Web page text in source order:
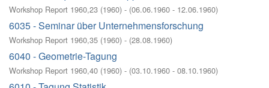
Workshop Report 1960,23 (1960) - (06.06.1960 - 12.06.1960)
6035 - Seminar über Unternehmensforschung
Workshop Report 1960,35 (1960) - (28.08.1960)
6040 - Geometrie-Tagung
Workshop Report 1960,40 (1960) - (03.10.1960 - 08.10.1960)